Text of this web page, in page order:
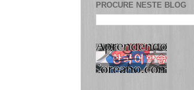
PROCURE NESTE BLOG